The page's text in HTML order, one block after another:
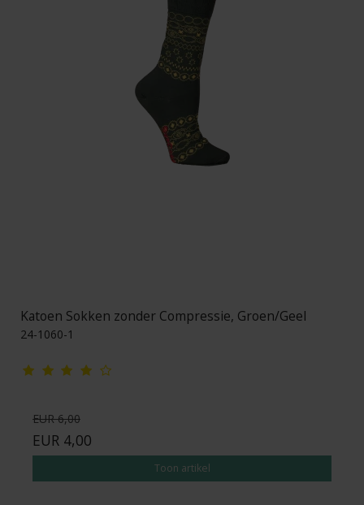
Katoen Sokken zonder Compressie, Groen/Geel
24-1060-1
EUR 6,00
EUR 4,00
Toon artikel